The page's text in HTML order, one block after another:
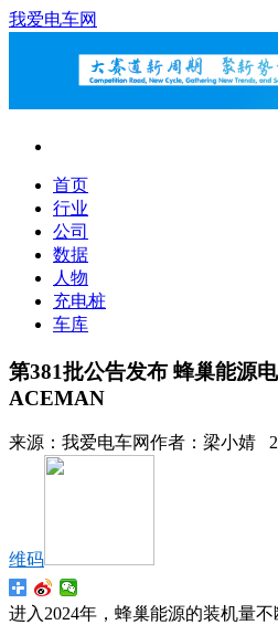
我爱电车网
首页
行业
公司
数据
人物
充电桩
车库
第381批公告发布 蜂巢能源
ACEMAN
来源： 我爱电车网作者： 梁小婧
维码
进入2024年，蜂巢能源的装机量